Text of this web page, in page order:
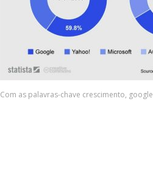
Com as palavras-chave crescimento, google